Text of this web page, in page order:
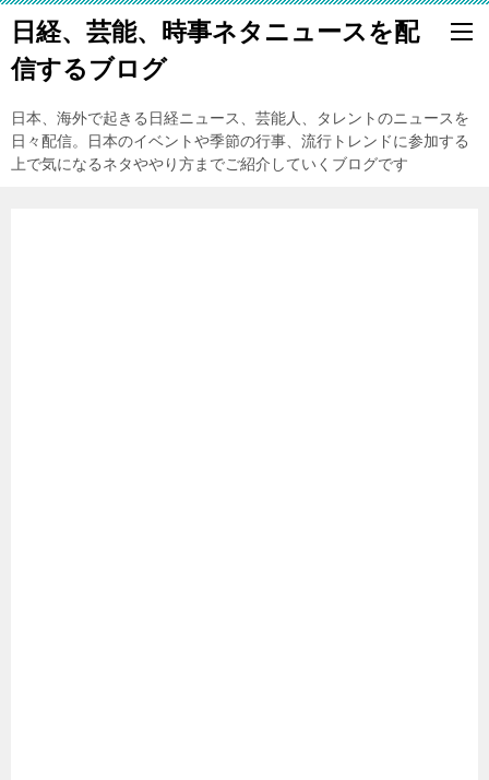
日経、芸能、時事ネタニュースを配
信するブログ
日本、海外で起きる日経ニュース、芸能人、タレントのニュースを
日々配信。日本のイベントや季節の行事、流行トレンドに参加する
上で気になるネタややり方までご紹介していくブログです